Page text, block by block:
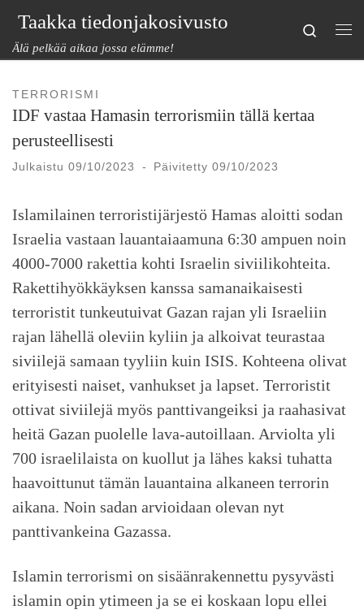
Skip to content
Taakka tiedonjakosivusto
Älä pelkää aikaa jossa elämme!
Search
TERRORISMI
IDF vastaa Hamasin terrorismiin tällä kertaa
perusteellisesti
Julkaistu 09/10/2023 - Päivitetty09/10/2023
Islamilainen terroristijärjestö Hamas aloitti sodan
Israelia vastaan lauantaiaamuna 6:30 ampuen noin
4000-7000 rakettia kohti Israelin siviilikohteita.
Rakettihyökkäyksen kanssa samanaikaisesti
terroristit tunkeutuivat Gazan rajan yli Israeliin
rajan lähellä oleviin kyliin ja alkoivat teurastaa
siviilejä samaan tyyliin kuin ISIS. Kohteena olivat
erityisesti naiset, vanhukset ja lapset. Terroristit
ottivat siviilejä myös panttivangeiksi ja raahasivat
heitä Gazan puolelle lava-autoillaan. Arviolta yli
700 israelilaista on kuollut ja lähes kaksi tuhatta
haavoittunut tämän lauantaina alkaneen terrorin
aikana. Noin sadan arvioidaan olevan nyt
panttivankeina Gazassa.
Islamin terrorismi on sisäänrakennettu pysyvästi
islamin opin ytimeen ja se ei koskaan lopu ellei